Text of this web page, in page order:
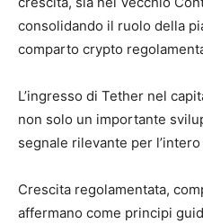
consolidando il ruolo della
comparto crypto
L’ingresso di Tether nel
non solo un importante
segnale rilevante per
Crescita regolamentata,
affermano come principi